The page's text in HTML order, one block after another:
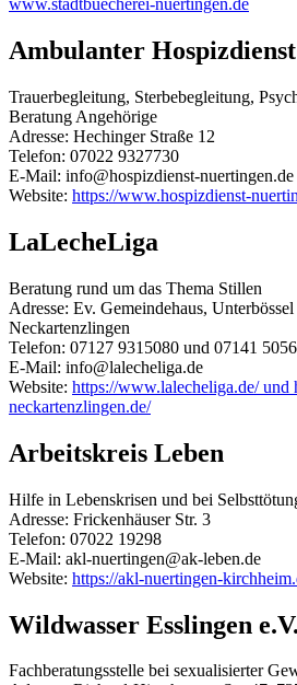
www.stadtbuecherei-nuertingen.de
Ambulanter
Trauerbegleitung, Sterbebegleitung,
Beratung Angehörige
Adresse: Hechinger Straße 12
Telefon: 07022 9327730
E-Mail: info@hospizdienst-nuertingen.de
Website: https://www.hospizdienst-
LaLecheLiga
Beratung rund um das Thema Stillen
Adresse: Ev. Gemeindehaus,
Neckartenzlingen
Telefon: 07127 9315080 und 07141
E-Mail: info@lalecheliga.de
Website: https://www.lalecheliga.de/ und
neckartenzlingen.de/
Arbeitskreis Leben
Hilfe in Lebenskrisen und bei
Adresse: Frickenhäuser Str. 3
Telefon: 07022 19298
E-Mail: akl-nuertingen@ak-leben.de
Website: https://akl-nuertingen-
Wildwasser Esslingen e.V.
Fachberatungsstelle bei sexualisierter